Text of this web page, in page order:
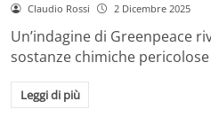
Claudio Rossi 2 Dicembre 2025
Un’indagine di Greenpeace
sostanze chimiche
Leggi di più